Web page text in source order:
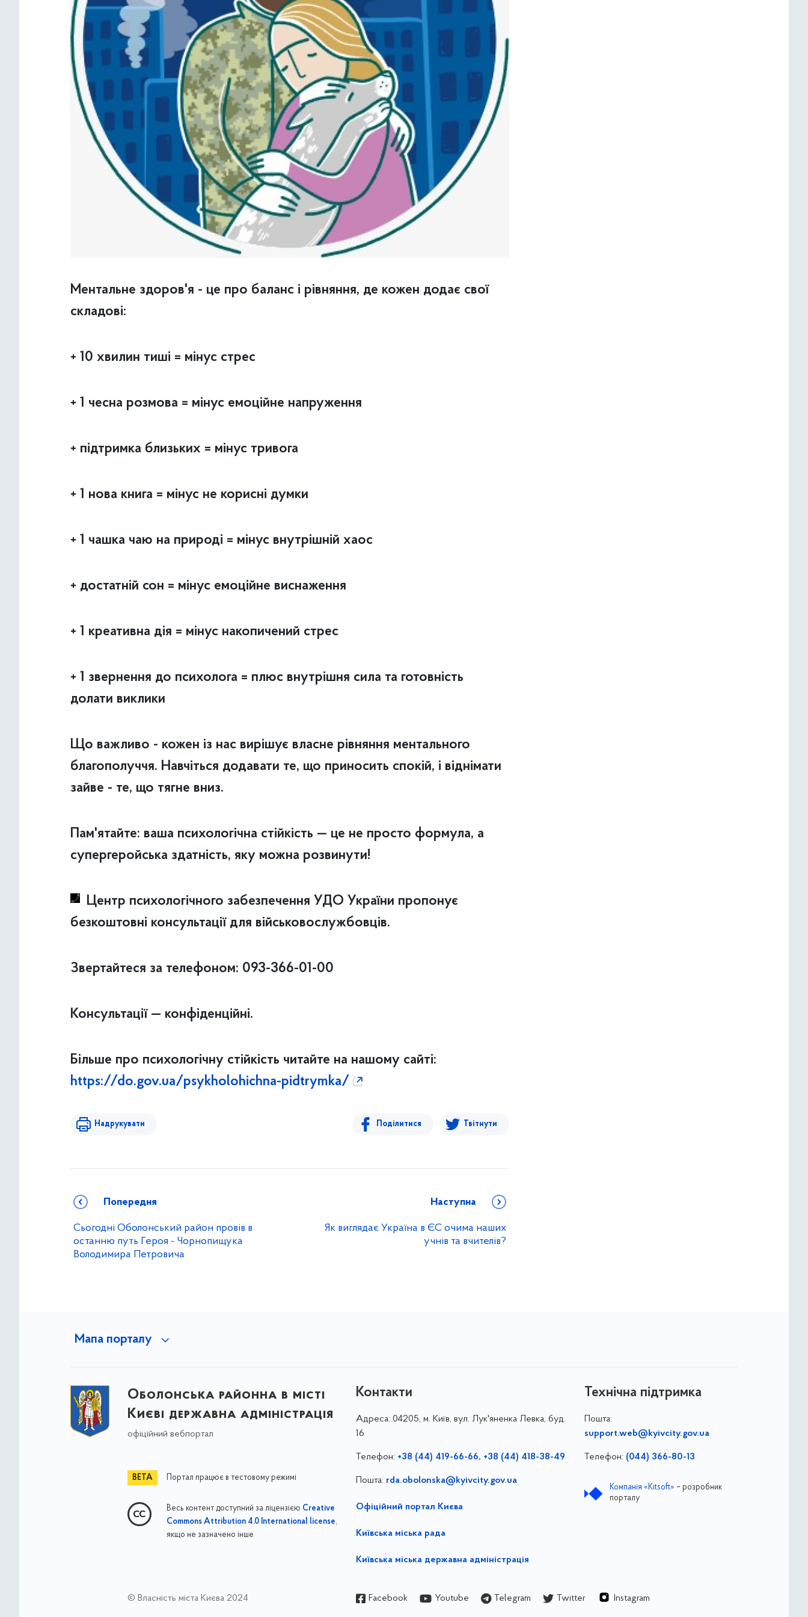
Ментальне здоров'я - це про баланс і рівняння, де кожен додає свої
складові:
+ 10 хвилин тиші = мінус стрес
+ 1 чесна розмова = мінус емоційне напруження
+ підтримка близьких = мінус тривога
+ 1 нова книга = мінус не корисні думки
+ 1 чашка чаю на природі = мінус внутрішній хаос
+ достатній сон = мінус емоційне виснаження
+ 1 креативна дія = мінус накопичений стрес
+ 1 звернення до психолога = плюс внутрішня сила та готовність
долати виклики
Що важливо - кожен із нас вирішує власне рівняння ментального
благополуччя. Навчіться додавати те, що приносить спокій, і віднімати
зайве - те, що тягне вниз.
Пам'ятайте: ваша психологічна стійкість — це не просто формула, а
супергеройська здатність, яку можна розвинути!
Центр психологічного забезпечення УДО України пропонує
безкоштовні консультації для військовослужбовців.
Звертайтеся за телефоном: 093-366-01-00
Консультації — конфіденційні.
Більше про психологічну стійкість читайте на нашому сайті:
https://do.gov.ua/psykholohichna-pidtrymka/
Надрукувати Поділитися Твітнути
Попередня
Сьогодні Оболонський район провів в
останню путь Героя - Чорнопищука
Володимира Петровича
Наступна
Як виглядає Україна в ЄС очима наших
учнів та вчителів?
Мапа порталу
Оболонська районна в місті
Києві державна адміністрація
офіційний вебпортал
Портал працює в тестовому режимі
Весь контент доступний за ліцензією Creative
Commons Attribution 4.0 International license,
якщо не зазначено інше
Контакти
Адреса: 04205, м. Київ, вул. Лук'яненка Левка, буд.
16
Телефон: +38 (44) 419-66-66, +38 (44) 418-38-49
Пошта: rda.obolonska@kyivcity.gov.ua
Офіційний портал Києва
Київська міська рада
Київська міська державна адміністрація
Технічна підтримка
Пошта:
support.web@kyivcity.gov.ua
Телефон: (044) 366-80-13
Компанія «Kitsoft» – розробник
порталу
© Власність міста Києва 2024 Facebook Youtube Telegram Twitter Instagram